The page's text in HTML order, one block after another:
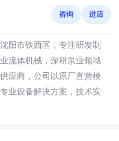
咨询 进店
阳市铁西区，专注研发制
流体机械，深耕泵业领域
应商，公司以原厂直营模
业设备解决方案，技术实